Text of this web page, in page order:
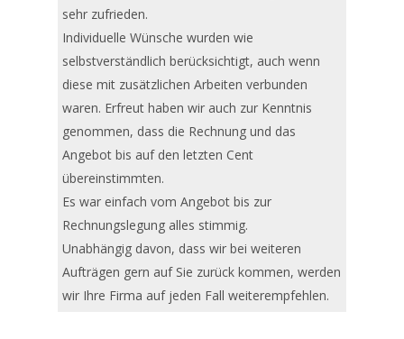
sehr zufrieden.
Individuelle Wünsche wurden wie
selbstverständlich berücksichtigt, auch wenn
diese mit zusätzlichen Arbeiten verbunden
waren. Erfreut haben wir auch zur Kenntnis
genommen, dass die Rechnung und das
Angebot bis auf den letzten Cent
übereinstimmten.
Es war einfach vom Angebot bis zur
Rechnungslegung alles stimmig.
Unabhängig davon, dass wir bei weiteren
Aufträgen gern auf Sie zurück kommen, werden
wir Ihre Firma auf jeden Fall weiterempfehlen.